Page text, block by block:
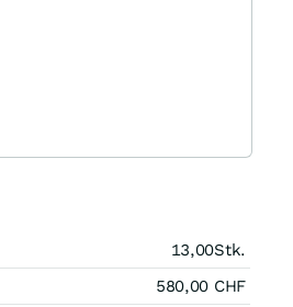
13,00Stk.
580,00 CHF